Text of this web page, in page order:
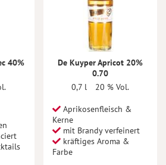
40%
De Kuyper Apricot 20%
0.70
0,7 l
20 % Vol.
Aprikosenfleisch &
Kerne
mit Brandy verfeinert
kräftiges Aroma &
Farbe